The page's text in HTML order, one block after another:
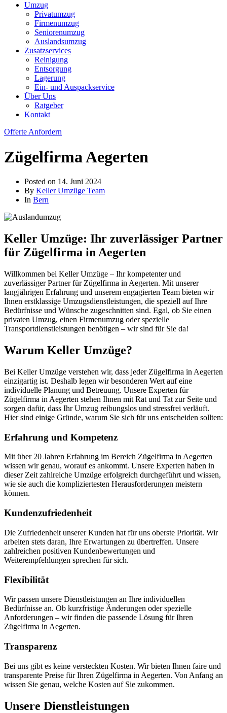
Umzug
Privatumzug
Firmenumzug
Seniorenumzug
Auslandsumzug
Zusatzservices
Reinigung
Entsorgung
Lagerung
Ein- und Auspackservice
Über Uns
Ratgeber
Kontakt
Offerte Anfordern
Zügelfirma Aegerten
Posted on 14. Juni 2024
By Keller Umzüge Team
In Bern
Keller Umzüge: Ihr zuverlässiger Partner
für Zügelfirma in Aegerten
Willkommen bei Keller Umzüge – Ihr kompetenter und
zuverlässiger Partner für Zügelfirma in Aegerten. Mit unserer
langjährigen Erfahrung und unserem engagierten Team bieten wir
Ihnen erstklassige Umzugsdienstleistungen, die speziell auf Ihre
Bedürfnisse und Wünsche zugeschnitten sind. Egal, ob Sie einen
privaten Umzug, einen Firmenumzug oder spezielle
Transportdienstleistungen benötigen – wir sind für Sie da!
Warum Keller Umzüge?
Bei Keller Umzüge verstehen wir, dass jeder Zügelfirma in Aegerten
einzigartig ist. Deshalb legen wir besonderen Wert auf eine
individuelle Planung und Betreuung. Unsere Experten für
Zügelfirma in Aegerten stehen Ihnen mit Rat und Tat zur Seite und
sorgen dafür, dass Ihr Umzug reibungslos und stressfrei verläuft.
Hier sind einige Gründe, warum Sie sich für uns entscheiden sollten:
Erfahrung und Kompetenz
Mit über 20 Jahren Erfahrung im Bereich Zügelfirma in Aegerten
wissen wir genau, worauf es ankommt. Unsere Experten haben in
dieser Zeit zahlreiche Umzüge erfolgreich durchgeführt und wissen,
wie sie auch die kompliziertesten Herausforderungen meistern
können.
Kundenzufriedenheit
Die Zufriedenheit unserer Kunden hat für uns oberste Priorität. Wir
arbeiten stets daran, Ihre Erwartungen zu übertreffen. Unsere
zahlreichen positiven Kundenbewertungen und
Weiterempfehlungen sprechen für sich.
Flexibilität
Wir passen unsere Dienstleistungen an Ihre individuellen
Bedürfnisse an. Ob kurzfristige Änderungen oder spezielle
Anforderungen – wir finden die passende Lösung für Ihren
Zügelfirma in Aegerten.
Transparenz
Bei uns gibt es keine versteckten Kosten. Wir bieten Ihnen faire und
transparente Preise für Ihren Zügelfirma in Aegerten. Von Anfang an
wissen Sie genau, welche Kosten auf Sie zukommen.
Unsere Dienstleistungen